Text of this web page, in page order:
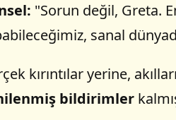
"Sorun değil, Greta.
sanal
kırıntılar yerine,
bildirimler